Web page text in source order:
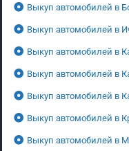
Выкуп автомобилей в
Выкуп автомобилей в
Выкуп автомобилей в
Выкуп автомобилей в
Выкуп автомобилей в
Выкуп автомобилей в
Выкуп автомобилей в